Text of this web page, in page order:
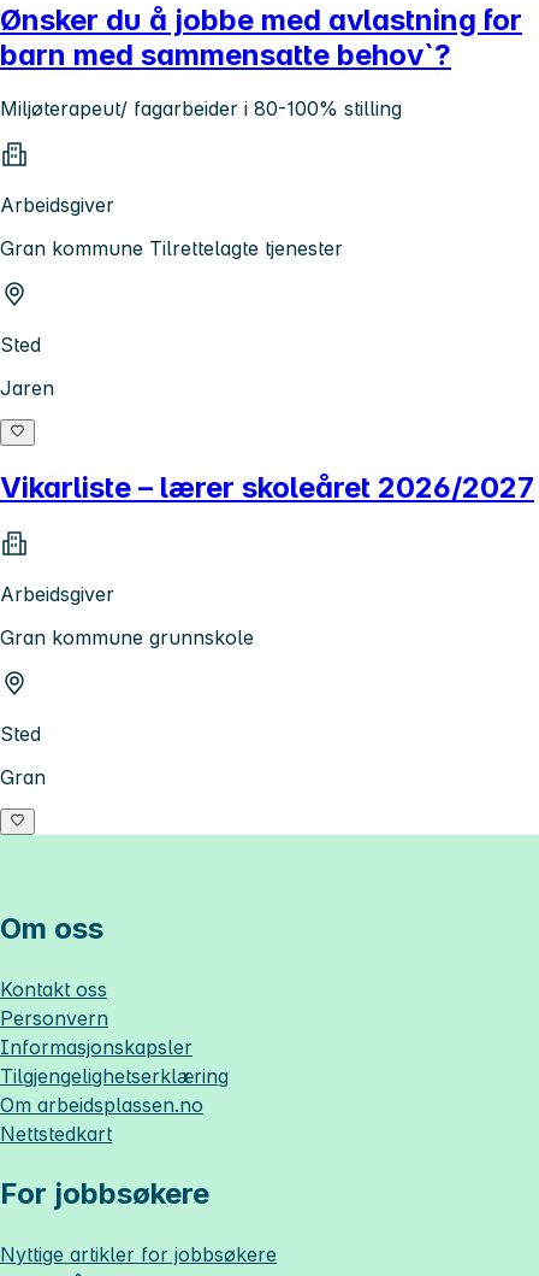
Ønsker du å jobbe med avlastning for
barn med sammensatte behov`?
Miljøterapeut/ fagarbeider i 80-100% stilling
Arbeidsgiver
Gran kommune Tilrettelagte tjenester
Sted
Jaren
Vikarliste – lærer skoleåret 2026/2027
Arbeidsgiver
Gran kommune grunnskole
Sted
Gran
Om oss
Kontakt oss
Personvern
Informasjonskapsler
Tilgjengelighetserklæring
Om arbeidsplassen.no
Nettstedkart
For jobbsøkere
Nyttige artikler for jobbsøkere